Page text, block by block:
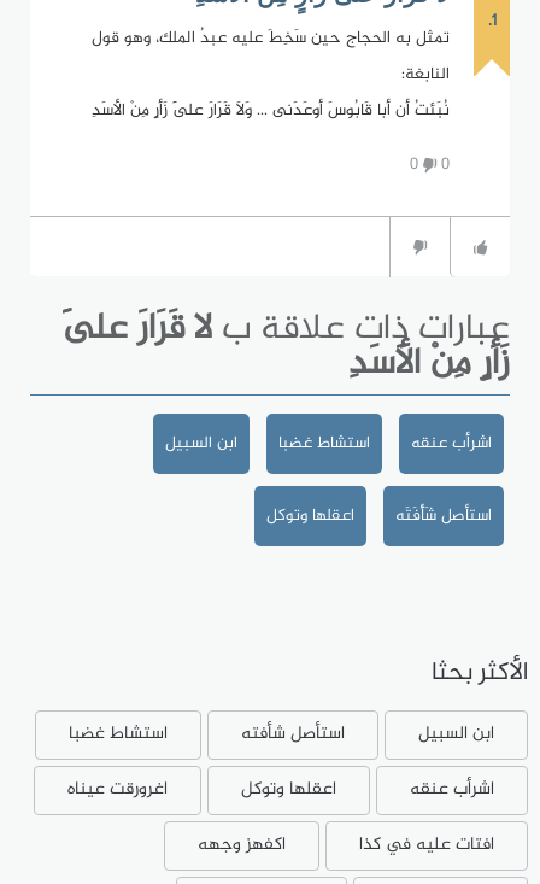
1.
تمثل به الحجاج حين سَخِطَ عليه عبدُ الملك، وهو قول
النابغة:
نُبَئتُ أن أبا قَابُوسَ أوعَدَنى ... وَلاَ قَرَارَ عَلَى زَأرٍ مِنْ الأسَدِ
0
0
عبارات ذات علاقة بلا قَرَارَ عَلَى
زَأرٍ مِنْ الأَسَدِ
اشرأب عنقه استشاط غضبا ابن السبيل
استأصل شَأْفَتَه اعقلها وتوكل
الأكثر بحثا
ابن السبيل استأصل شأفته
استشاط غضبا
اشرأب عنقه
اعقلها وتوكل
اغرورقت عيناه
افتات عليه في كذا
اكفهز وجهه